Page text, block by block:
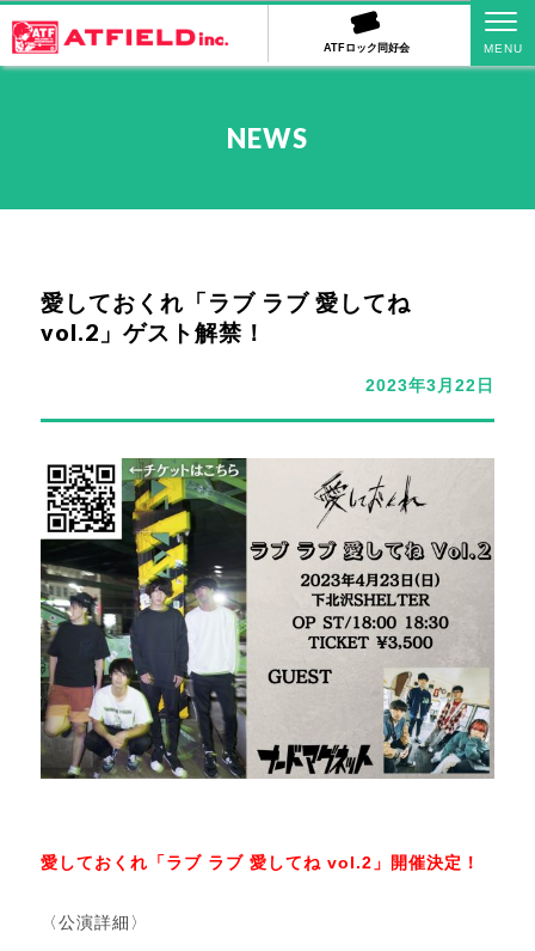
ATFロック同好会
NEWS
愛しておくれ「ラブ ラブ 愛してね
vol.2」ゲスト解禁！
2023年3月22日
愛しておくれ「ラブ ラブ 愛してね vol.2」開催決定！
〈公演詳細〉